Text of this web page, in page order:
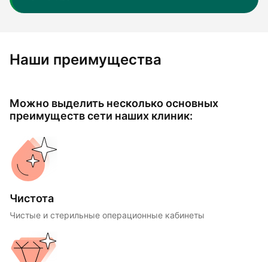
Наши преимущества
Можно выделить несколько основных
преимуществ сети наших клиник:
Чистота
Чистые и стерильные операционные кабинеты